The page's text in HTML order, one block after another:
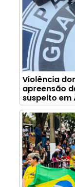
Violência
apreensão
suspeito em